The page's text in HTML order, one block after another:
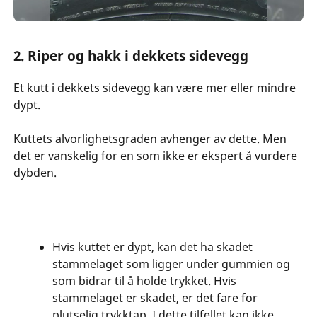
2. Riper og hakk i dekkets sidevegg
Et kutt i dekkets sidevegg kan være mer eller mindre
dypt.
Kuttets alvorlighetsgraden avhenger av dette. Men
det er vanskelig for en som ikke er ekspert å vurdere
dybden.
Hvis kuttet er dypt, kan det ha skadet
stammelaget som ligger under gummien og
som bidrar til å holde trykket. Hvis
stammelaget er skadet, er det fare for